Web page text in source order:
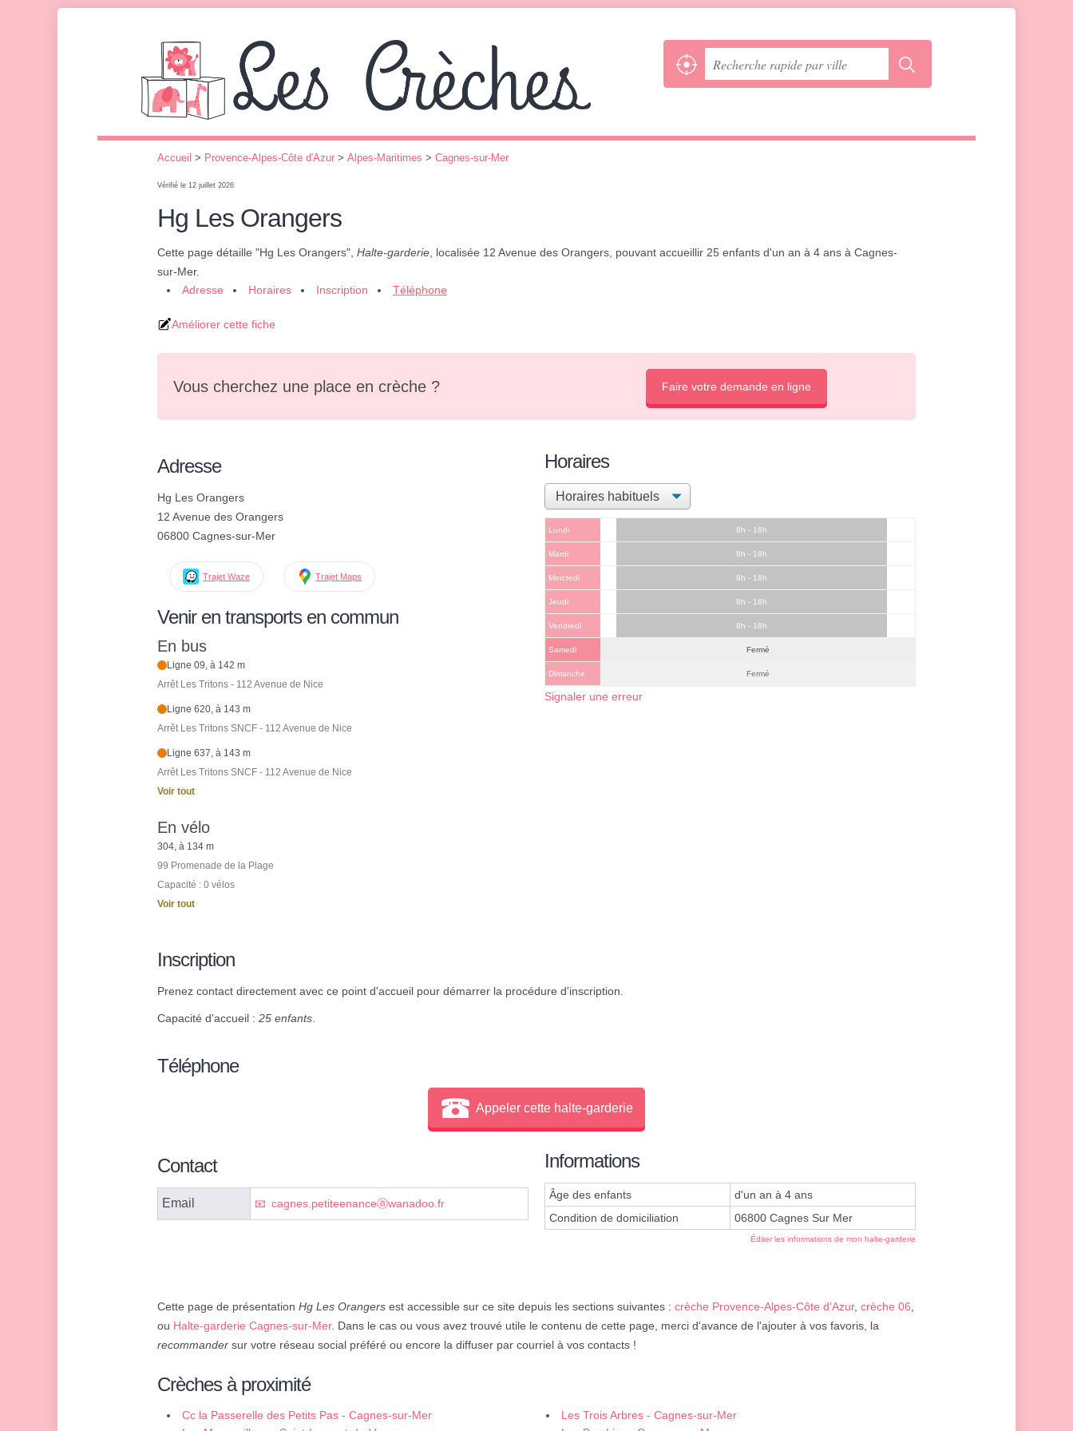
Accueil > Provence-Alpes-Côte d'Azur > Alpes-Maritimes > Cagnes-sur-Mer
Vérifié le 12 juillet 2026
Hg Les Orangers
Cette page détaille "Hg Les Orangers", Halte-garderie , localisée 12 Avenue des Orangers, pouvant accueillir 25 enfants d'un an à 4 ans à Cagnes-
sur-Mer.
Adresse
Horaires Inscription Téléphone
Améliorer cette fiche
Vous cherchez une place en crèche ? Faire votre demande en ligne
Adresse
Hg Les Orangers
12 Avenue des Orangers
06800 Cagnes-sur-Mer
Trajet Waze Trajet Maps
Venir en transports en commun
En bus
Ligne 09, à 142 m
Arrêt Les Tritons - 112 Avenue de Nice
Ligne 620, à 143 m
Arrêt Les Tritons SNCF - 112 Avenue de Nice
Ligne 637, à 143 m
Arrêt Les Tritons SNCF - 112 Avenue de Nice
Voir tout
En vélo
304, à 134 m
99 Promenade de la Plage
Capacité : 0 vélos
Voir tout
Horaires
Lundi 8h - 18h
Mardi 8h - 18h
Mercredi 8h - 18h
Jeudi 8h - 18h
Vendredi 8h - 18h
Samedi Fermé
Dimanche Fermé
Signaler une erreur
Inscription
Prenez contact directement avec ce point d'accueil pour démarrer la procédure d'inscription.
Capacité d'accueil : 25 enfants.
Téléphone
Appeler cette halte-garderie
Contact
Email cagnes.petiteenanceⓐwanadoo.fr
Informations
Âge des enfants
d'un an à 4 ans
Condition de domiciliation
06800 Cagnes Sur Mer
Éditer les informations de mon halte-garderie
Cette page de présentation Hg Les Orangers est accessible sur ce site depuis les sections suivantes : crèche Provence-Alpes-Côte d'Azur, crèche 06,
ou Halte-garderie Cagnes-sur-Mer. Dans le cas ou vous avez trouvé utile le contenu de cette page, merci d'avance de l'ajouter à vos favoris, la
recommander sur votre réseau social préféré ou encore la diffuser par courriel à vos contacts !
Crèches à proximité
Cc la Passerelle des Petits Pas - Cagnes-sur-Mer
Les Trois Arbres - Cagnes-sur-Mer